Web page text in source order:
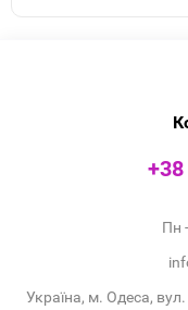
Пн
Україна, м. Одеса,